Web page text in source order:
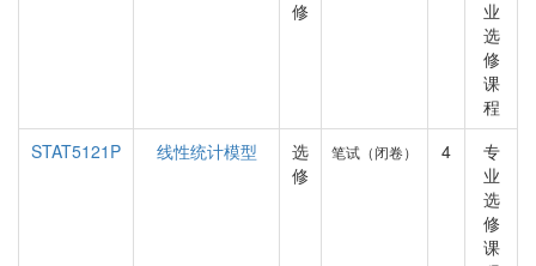
修
业
选
修
课
程
STAT5121P
线性统计模型
选
修
笔试（闭卷） 4
专
业
选
修
课